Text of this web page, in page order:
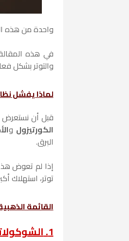
واحدة من هذه
في هذه
والتوتر بشكل
لماذا يفشل
قبل أن نستعرض
الكورتيزول و
البرق.
إذا لم تعوض
توتر، استهلاك
القائمة
1.